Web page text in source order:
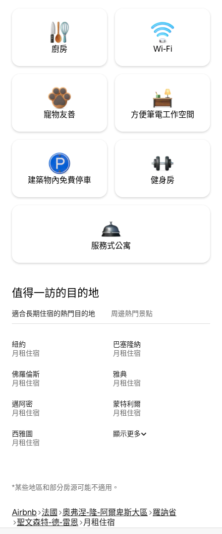
廚房 Wi-Fi
寵物友善 方便筆電工作空間
建築物內免費停車 健身房
服務式公寓
值得一訪的目的地
適合長期住宿的熱門目的地 周邊熱門景點
紐約
月租住宿
巴塞隆納
月租住宿
佛羅倫斯
月租住宿
雅典
月租住宿
邁阿密
月租住宿
蒙特利爾
月租住宿
西雅圖
月租住宿
顯示更多
*某些地區和部分房源可能不適用。
Airbnb 法國 奧弗涅-隆-阿爾卑斯大區 羅訥省
聖文森特-德-雷恩 月租住宿